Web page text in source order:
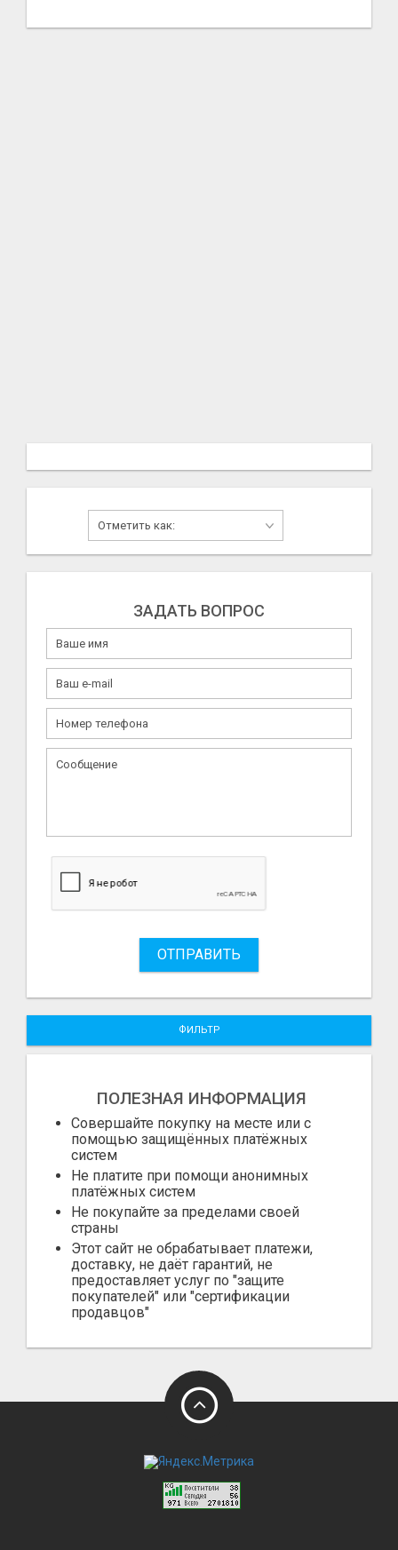
ЗАДАТЬ ВОПРОС
ОТПРАВИТЬ
ФИЛЬТР
ПОЛЕЗНАЯ ИНФОРМАЦИЯ
Совершайте покупку на месте или с
помощью защищённых платёжных
систем
Не платите при помощи анонимных
платёжных систем
Не покупайте за пределами своей
страны
Этот сайт не обрабатывает платежи,
доставку, не даёт гарантий, не
предоставляет услуг по "защите
покупателей" или "сертификации
продавцов"